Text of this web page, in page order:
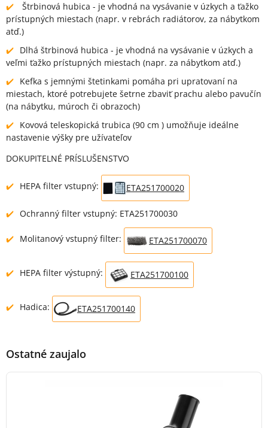
Štrbinová hubica - je vhodná na vysávanie v úzkych a ťažko
prístupných miestach (napr. v rebrách radiátorov, za nábytkom
atď.)
Dlhá štrbinová hubica - je vhodná na vysávanie v úzkych a
veľmi ťažko prístupných miestach (napr. za nábytkom atď.)
Kefka s jemnými štetinkami pomáha pri upratovaní na
miestach, ktoré potrebujete šetrne zbaviť prachu alebo pavučín
(na nábytku, múroch či obrazoch)
Kovová teleskopická trubica (90 cm ) umožňuje ideálne
nastavenie výšky pre užívateľov
DOKUPITELNÉ PRÍSLUŠENSTVO
HEPA filter vstupný: ETA251700020
Ochranný filter vstupný: ETA251700030
Molitanový vstupný filter: ETA251700070
HEPA filter výstupný: ETA251700100
Hadica: ETA251700140
Ostatné zaujalo